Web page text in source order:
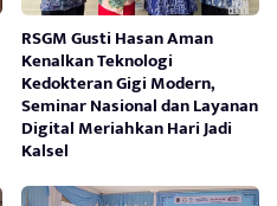
RSGM Gusti Hasan Aman
Kenalkan Teknologi
Kedokteran Gigi Modern,
Seminar Nasional dan Layanan
Digital Meriahkan Hari Jadi
Kalsel